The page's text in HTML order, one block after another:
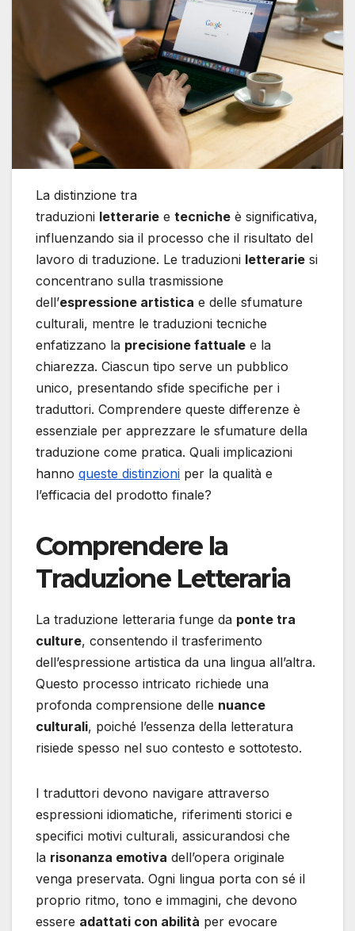
La distinzione tra
traduzioni letterarie e tecniche è significativa,
influenzando sia il processo che il risultato del
lavoro di traduzione. Le traduzioni letterarie si
concentrano sulla trasmissione
dell’espressione artistica e delle sfumature
culturali, mentre le traduzioni tecniche
enfatizzano la precisione fattuale e la
chiarezza. Ciascun tipo serve un pubblico
unico, presentando sfide specifiche per i
traduttori. Comprendere queste differenze è
essenziale per apprezzare le sfumature della
traduzione come pratica. Quali implicazioni
hanno queste distinzioni per la qualità e
l’efficacia del prodotto finale?
Comprendere la
Traduzione Letteraria
La traduzione letteraria funge da ponte tra
culture, consentendo il trasferimento
dell’espressione artistica da una lingua all’altra.
Questo processo intricato richiede una
profonda comprensione delle nuance
culturali, poiché l’essenza della letteratura
risiede spesso nel suo contesto e sottotesto.
I traduttori devono navigare attraverso
espressioni idiomatiche, riferimenti storici e
specifici motivi culturali, assicurandosi che
la risonanza emotiva dell’opera originale
venga preservata. Ogni lingua porta con sé il
proprio ritmo, tono e immagini, che devono
essere adattati con abilità per evocare